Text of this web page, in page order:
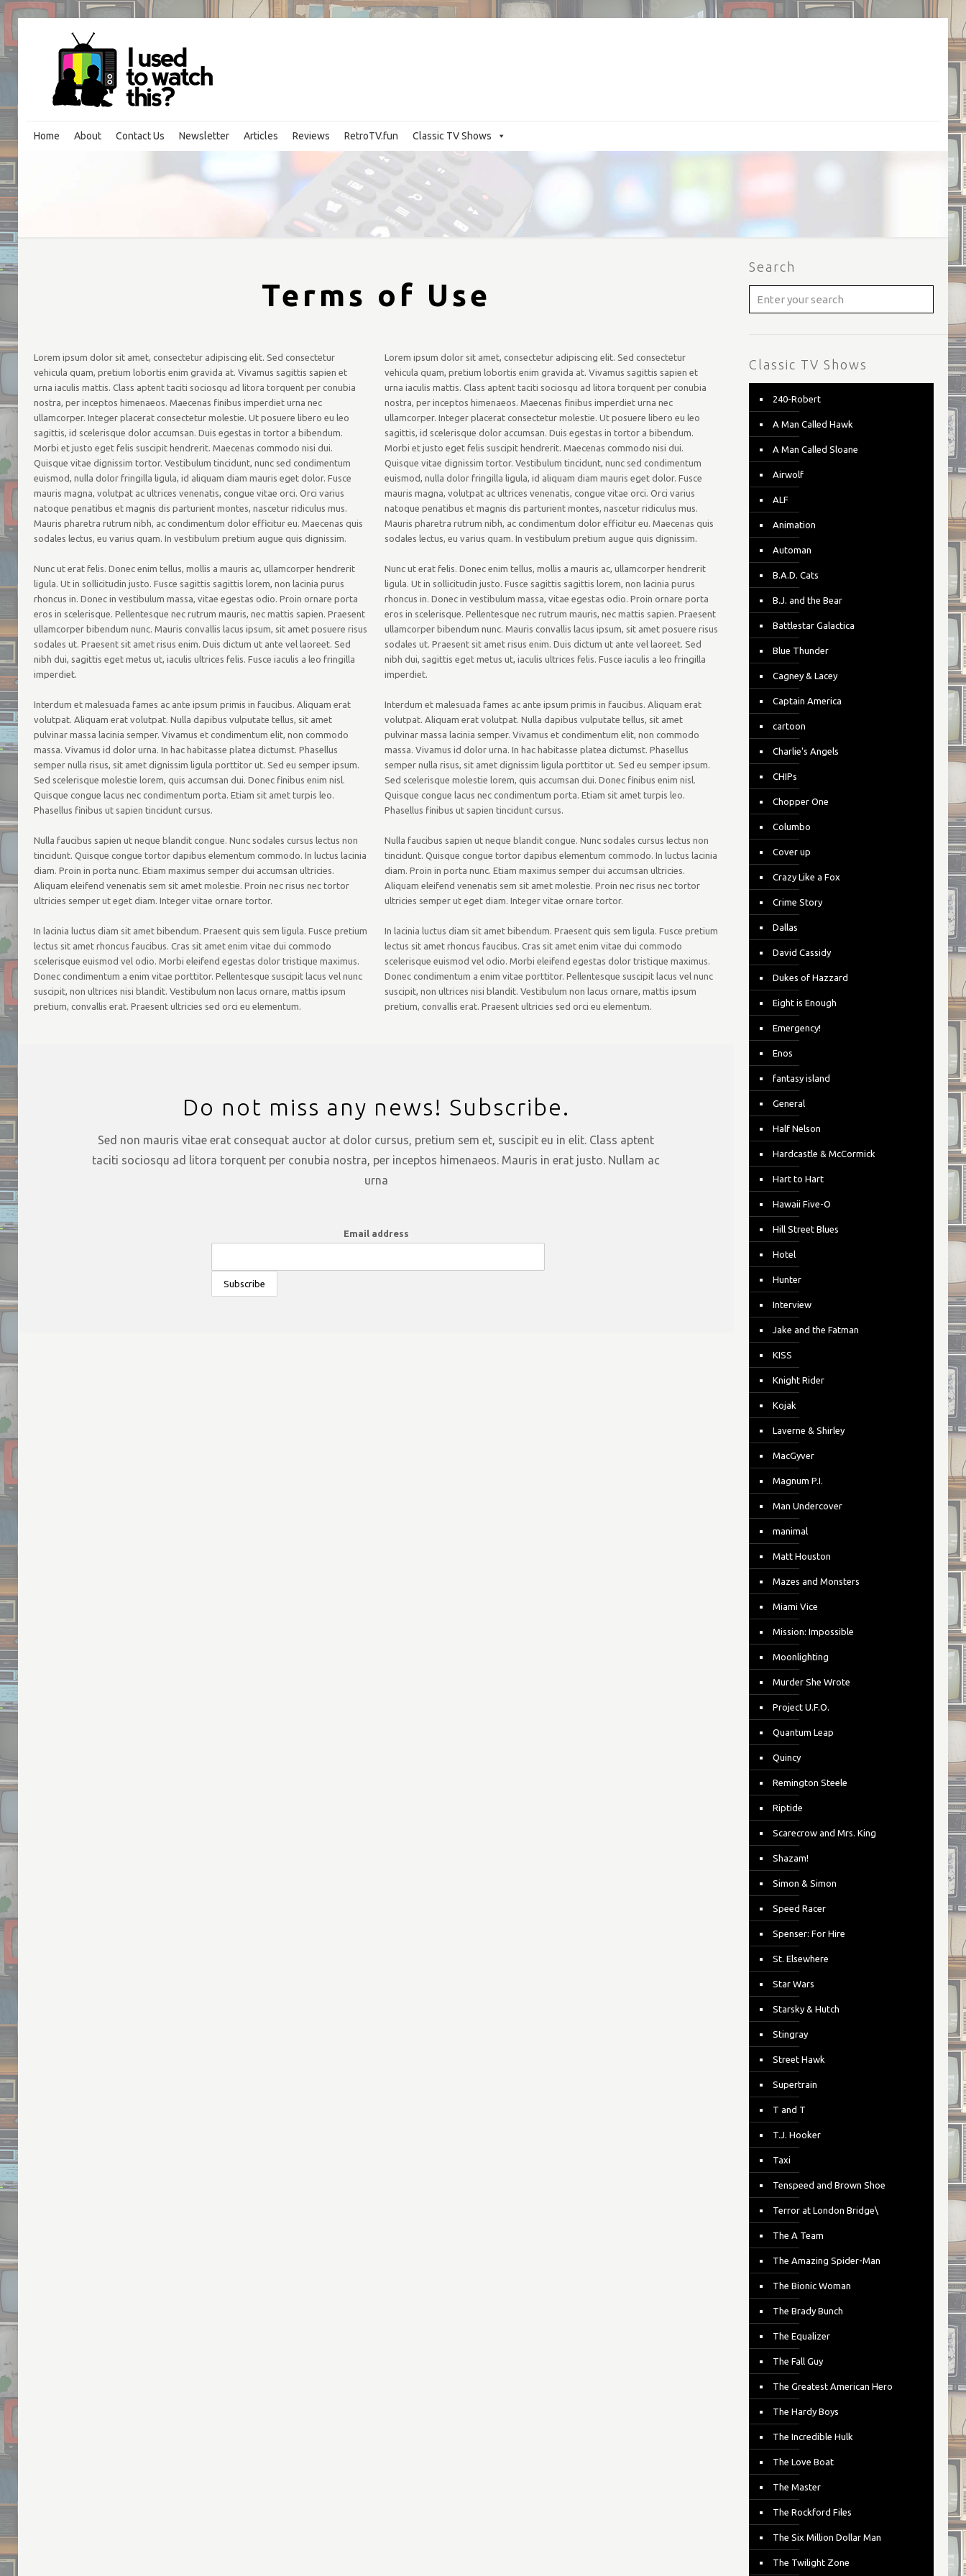
Home About Contact Us Newsletter Classic TV Shows
Articles Reviews RetroTV.fun
Terms of Use
Lorem ipsum dolor sit amet, consectetur adipiscing elit. Sed consectetur
vehicula quam, pretium lobortis enim gravida at. Vivamus sagittis sapien et
urna iaculis mattis. Class aptent taciti sociosqu ad litora torquent per conubia
nostra, per inceptos himenaeos. Maecenas finibus imperdiet urna nec
ullamcorper. Integer placerat consectetur molestie. Ut posuere libero eu leo
sagittis, id scelerisque dolor accumsan. Duis egestas in tortor a bibendum.
Morbi et justo eget felis suscipit hendrerit. Maecenas commodo nisi dui.
Quisque vitae dignissim tortor. Vestibulum tincidunt, nunc sed condimentum
euismod, nulla dolor fringilla ligula, id aliquam diam mauris eget dolor. Fusce
mauris magna, volutpat ac ultrices venenatis, congue vitae orci. Orci varius
natoque penatibus et magnis dis parturient montes, nascetur ridiculus mus.
Mauris pharetra rutrum nibh, ac condimentum dolor efficitur eu. Maecenas quis
sodales lectus, eu varius quam. In vestibulum pretium augue quis dignissim.
Nunc ut erat felis. Donec enim tellus, mollis a mauris ac, ullamcorper hendrerit
ligula. Ut in sollicitudin justo. Fusce sagittis sagittis lorem, non lacinia purus
rhoncus in. Donec in vestibulum massa, vitae egestas odio. Proin ornare porta
eros in scelerisque. Pellentesque nec rutrum mauris, nec mattis sapien. Praesent
ullamcorper bibendum nunc. Mauris convallis lacus ipsum, sit amet posuere risus
sodales ut. Praesent sit amet risus enim. Duis dictum ut ante vel laoreet. Sed
nibh dui, sagittis eget metus ut, iaculis ultrices felis. Fusce iaculis a leo fringilla
imperdiet.
Interdum et malesuada fames ac ante ipsum primis in faucibus. Aliquam erat
volutpat. Aliquam erat volutpat. Nulla dapibus vulputate tellus, sit amet
pulvinar massa lacinia semper. Vivamus et condimentum elit, non commodo
massa. Vivamus id dolor urna. In hac habitasse platea dictumst. Phasellus
semper nulla risus, sit amet dignissim ligula porttitor ut. Sed eu semper ipsum.
Sed scelerisque molestie lorem, quis accumsan dui. Donec finibus enim nisl.
Quisque congue lacus nec condimentum porta. Etiam sit amet turpis leo.
Phasellus finibus ut sapien tincidunt cursus.
Nulla faucibus sapien ut neque blandit congue. Nunc sodales cursus lectus non
tincidunt. Quisque congue tortor dapibus elementum commodo. In luctus lacinia
diam. Proin in porta nunc. Etiam maximus semper dui accumsan ultricies.
Aliquam eleifend venenatis sem sit amet molestie. Proin nec risus nec tortor
ultricies semper ut eget diam. Integer vitae ornare tortor.
In lacinia luctus diam sit amet bibendum. Praesent quis sem ligula. Fusce pretium
lectus sit amet rhoncus faucibus. Cras sit amet enim vitae dui commodo
scelerisque euismod vel odio. Morbi eleifend egestas dolor tristique maximus.
Donec condimentum a enim vitae porttitor. Pellentesque suscipit lacus vel nunc
suscipit, non ultrices nisi blandit. Vestibulum non lacus ornare, mattis ipsum
pretium, convallis erat. Praesent ultricies sed orci eu elementum.
Lorem ipsum dolor sit amet, consectetur adipiscing elit. Sed consectetur
vehicula quam, pretium lobortis enim gravida at. Vivamus sagittis sapien et
urna iaculis mattis. Class aptent taciti sociosqu ad litora torquent per conubia
nostra, per inceptos himenaeos. Maecenas finibus imperdiet urna nec
ullamcorper. Integer placerat consectetur molestie. Ut posuere libero eu leo
sagittis, id scelerisque dolor accumsan. Duis egestas in tortor a bibendum.
Morbi et justo eget felis suscipit hendrerit. Maecenas commodo nisi dui.
Quisque vitae dignissim tortor. Vestibulum tincidunt, nunc sed condimentum
euismod, nulla dolor fringilla ligula, id aliquam diam mauris eget dolor. Fusce
mauris magna, volutpat ac ultrices venenatis, congue vitae orci. Orci varius
natoque penatibus et magnis dis parturient montes, nascetur ridiculus mus.
Mauris pharetra rutrum nibh, ac condimentum dolor efficitur eu. Maecenas quis
sodales lectus, eu varius quam. In vestibulum pretium augue quis dignissim.
Nunc ut erat felis. Donec enim tellus, mollis a mauris ac, ullamcorper hendrerit
ligula. Ut in sollicitudin justo. Fusce sagittis sagittis lorem, non lacinia purus
rhoncus in. Donec in vestibulum massa, vitae egestas odio. Proin ornare porta
eros in scelerisque. Pellentesque nec rutrum mauris, nec mattis sapien. Praesent
ullamcorper bibendum nunc. Mauris convallis lacus ipsum, sit amet posuere risus
sodales ut. Praesent sit amet risus enim. Duis dictum ut ante vel laoreet. Sed
nibh dui, sagittis eget metus ut, iaculis ultrices felis. Fusce iaculis a leo fringilla
imperdiet.
Interdum et malesuada fames ac ante ipsum primis in faucibus. Aliquam erat
volutpat. Aliquam erat volutpat. Nulla dapibus vulputate tellus, sit amet
pulvinar massa lacinia semper. Vivamus et condimentum elit, non commodo
massa. Vivamus id dolor urna. In hac habitasse platea dictumst. Phasellus
semper nulla risus, sit amet dignissim ligula porttitor ut. Sed eu semper ipsum.
Sed scelerisque molestie lorem, quis accumsan dui. Donec finibus enim nisl.
Quisque congue lacus nec condimentum porta. Etiam sit amet turpis leo.
Phasellus finibus ut sapien tincidunt cursus.
Nulla faucibus sapien ut neque blandit congue. Nunc sodales cursus lectus non
tincidunt. Quisque congue tortor dapibus elementum commodo. In luctus lacinia
diam. Proin in porta nunc. Etiam maximus semper dui accumsan ultricies.
Aliquam eleifend venenatis sem sit amet molestie. Proin nec risus nec tortor
ultricies semper ut eget diam. Integer vitae ornare tortor.
In lacinia luctus diam sit amet bibendum. Praesent quis sem ligula. Fusce pretium
lectus sit amet rhoncus faucibus. Cras sit amet enim vitae dui commodo
scelerisque euismod vel odio. Morbi eleifend egestas dolor tristique maximus.
Donec condimentum a enim vitae porttitor. Pellentesque suscipit lacus vel nunc
suscipit, non ultrices nisi blandit. Vestibulum non lacus ornare, mattis ipsum
pretium, convallis erat. Praesent ultricies sed orci eu elementum.
Do not miss any news! Subscribe.
Sed non mauris vitae erat consequat auctor at dolor cursus, pretium sem et, suscipit eu in elit. Class aptent
taciti sociosqu ad litora torquent per conubia nostra, per inceptos himenaeos. Mauris in erat justo. Nullam ac
urna
Email address
Search
Classic TV Shows
240-Robert
A Man Called Hawk
A Man Called Sloane
Airwolf
ALF
Animation
Automan
B.A.D. Cats
B.J. and the Bear
Battlestar Galactica
Blue Thunder
Cagney & Lacey
Captain America
cartoon
Charlie's Angels
CHIPs
Chopper One
Columbo
Cover up
Crazy Like a Fox
Crime Story
Dallas
David Cassidy
Dukes of Hazzard
Eight is Enough
Emergency!
Enos
fantasy island
General
Half Nelson
Hardcastle & McCormick
Hart to Hart
Hawaii Five-O
Hill Street Blues
Hotel
Hunter
Interview
Jake and the Fatman
KISS
Knight Rider
Kojak
Laverne & Shirley
MacGyver
Magnum P.I.
Man Undercover
manimal
Matt Houston
Mazes and Monsters
Miami Vice
Mission: Impossible
Moonlighting
Murder She Wrote
Project U.F.O.
Quantum Leap
Quincy
Remington Steele
Riptide
Scarecrow and Mrs. King
Shazam!
Simon & Simon
Speed Racer
Spenser: For Hire
St. Elsewhere
Star Wars
Starsky & Hutch
Stingray
Street Hawk
Supertrain
T and T
T.J. Hooker
Taxi
Tenspeed and Brown Shoe
Terror at London Bridge\
The A Team
The Amazing Spider-Man
The Bionic Woman
The Brady Bunch
The Equalizer
The Fall Guy
The Greatest American Hero
The Hardy Boys
The Incredible Hulk
The Love Boat
The Master
The Rockford Files
The Six Million Dollar Man
The Twilight Zone